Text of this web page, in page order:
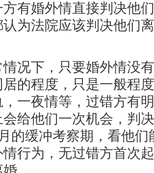
有婚外情直接判决他
认为法院应该判决他们
下，只要婚外情没有
的程度，只是一般程
一夜情等，过错方有
会给他们一次机会，判
的缓冲考察期，看他
行为，无过错方首次